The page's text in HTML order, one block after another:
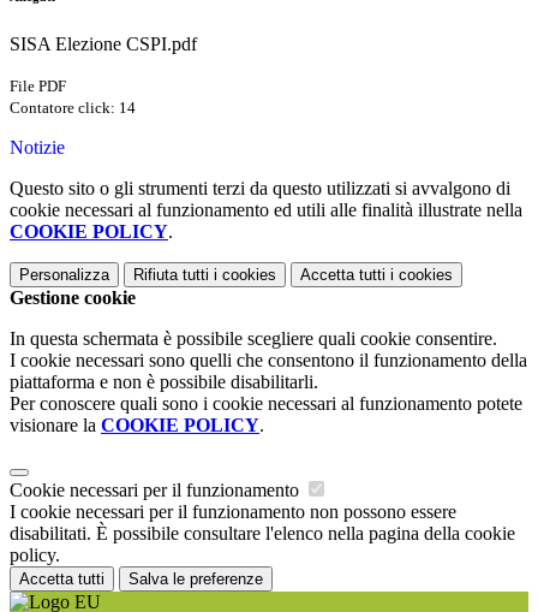
SISA Elezione CSPI.pdf
File PDF
Contatore click: 14
Notizie
Questo sito o gli strumenti terzi da questo utilizzati si avvalgono di
cookie necessari al funzionamento ed utili alle finalità illustrate nella
COOKIE POLICY.
Personalizza Rifiuta tutti i cookies Accetta tutti i cookies
Gestione cookie
In questa schermata è possibile scegliere quali cookie consentire.
I cookie necessari sono quelli che consentono il funzionamento della
piattaforma e non è possibile disabilitarli.
Per conoscere quali sono i cookie necessari al funzionamento potete
visionare la COOKIE POLICY.
Cookie necessari per il funzionamento
I cookie necessari per il funzionamento non possono essere
disabilitati. È possibile consultare l'elenco nella pagina della cookie
policy.
Accetta tutti Salva le preferenze